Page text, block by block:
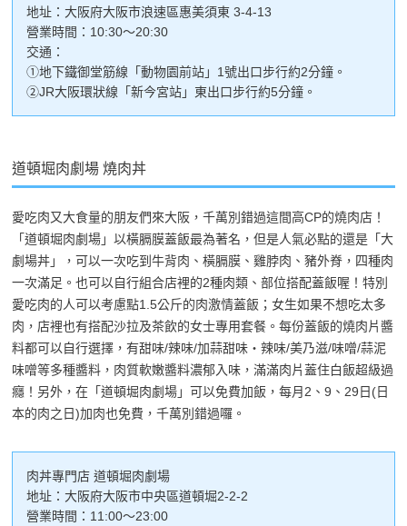
地址：大阪府大阪市浪速區惠美須東 3-4-13
營業時間：10:30～20:30
交通：
①地下鐵御堂筋線「動物園前站」1號出口步行約2分鐘。
②JR大阪環狀線「新今宮站」東出口步行約5分鐘。
道頓堀肉劇場 燒肉丼
愛吃肉又大食量的朋友們來大阪，千萬別錯過這間高CP的燒肉店！
「道頓堀肉劇場」以橫膈膜蓋飯最為著名，但是人氣必點的還是「大
劇場丼」，可以一次吃到牛背肉、橫膈膜、雞脖肉、豬外脊，四種肉
一次滿足。也可以自行組合店裡的2種肉類、部位搭配蓋飯喔！特別
愛吃肉的人可以考慮點1.5公斤的肉激情蓋飯；女生如果不想吃太多
肉，店裡也有搭配沙拉及茶飲的女士專用套餐。每份蓋飯的燒肉片醬
料都可以自行選擇，有甜味/辣味/加蒜甜味・辣味/美乃滋/味噌/蒜泥
味噌等多種醬料，肉質軟嫩醬料濃郁入味，滿滿肉片蓋住白飯超級過
癮！另外，在「道頓堀肉劇場」可以免費加飯，每月2、9、29日(日
本的肉之日)加肉也免費，千萬別錯過囉。
肉丼專門店 道頓堀肉劇場
地址：大阪府大阪市中央區道頓堀2-2-2
營業時間：11:00～23:00